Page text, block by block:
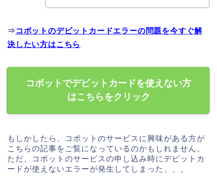
⇒ コボットのデビットカードエラーの問題を今すぐ解
決したい方はこちら
コボットでデビットカードを使えない方
はこちらをクリック
もしかしたら、コボットのサービスに興味がある方が
こちらの記事をご覧になっているのかもしれません。
ただ、コボットのサービスの申し込み時にデビットカ
ードが使えないエラーが発生してしまった、、、